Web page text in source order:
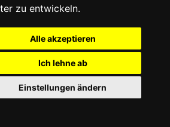
zu entwickeln.
Alle akzeptieren
Ich lehne ab
Einstellungen ändern
Paradies
Paradies
2025/26